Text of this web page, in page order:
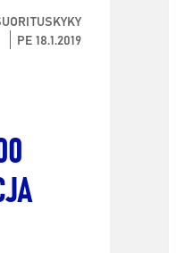
PE 18.1.2019